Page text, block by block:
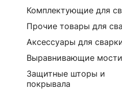
Комплектующие для
Прочие товары для
Аксессуары для
Выравнивающие
Защитные шторы и
покрывала